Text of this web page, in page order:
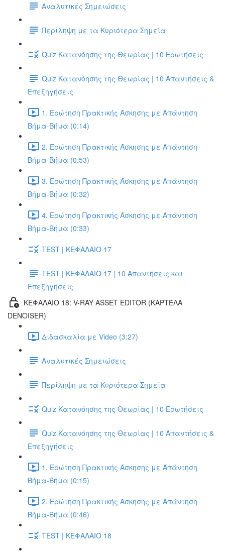
Αναλυτικές Σημειώσεις
Περίληψη με τα Κυριότερα Σημεία
Quiz Κατανόησης της Θεωρίας | 10 Ερωτήσεις
Quiz Κατανόησης της Θεωρίας | 10 Απαντήσεις &
Επεξηγήσεις
1. Ερώτηση Πρακτικής Άσκησης με Απάντηση
Βήμα-Βήμα (0:14)
2. Ερώτηση Πρακτικής Άσκησης με Απάντηση
Βήμα-Βήμα (0:53)
3. Ερώτηση Πρακτικής Άσκησης με Απάντηση
Βήμα-Βήμα (0:32)
4. Ερώτηση Πρακτικής Άσκησης με Απάντηση
Βήμα-Βήμα (0:33)
TEST | ΚΕΦΑΛΑΙΟ 17
TEST | ΚΕΦΑΛΑΙΟ 17 | 10 Απαντήσεις και
Επεξηγήσεις
ΚΕΦΑΛΑΙΟ 18: V-RAY ASSET EDITOR (ΚΑΡΤΈΛΑ
DENOISER)
Διδασκαλία με Video (3:27)
Αναλυτικές Σημειώσεις
Περίληψη με τα Κυριότερα Σημεία
Quiz Κατανόησης της Θεωρίας | 10 Ερωτήσεις
Quiz Κατανόησης της Θεωρίας | 10 Απαντήσεις &
Επεξηγήσεις
1. Ερώτηση Πρακτικής Άσκησης με Απάντηση
Βήμα-Βήμα (0:15)
2. Ερώτηση Πρακτικής Άσκησης με Απάντηση
Βήμα-Βήμα (0:46)
TEST | ΚΕΦΑΛΑΙΟ 18